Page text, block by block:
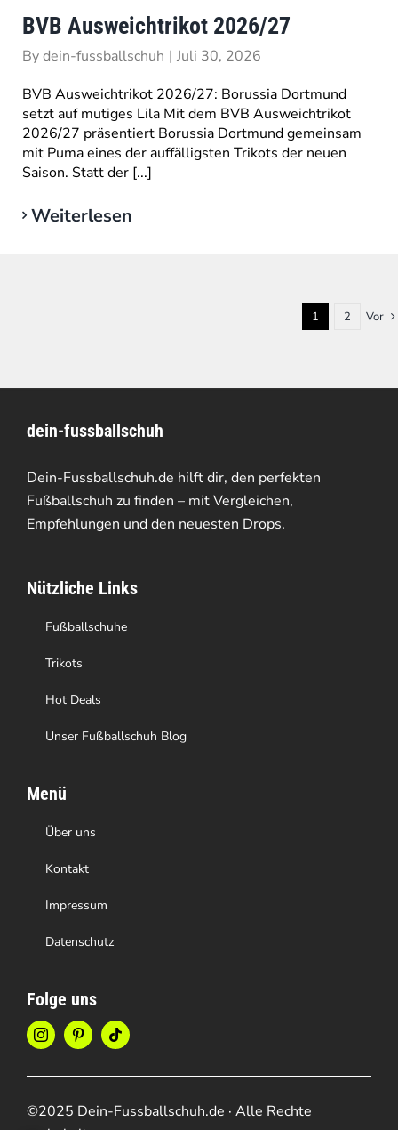
BVB Ausweichtrikot 2026/27
Bydein-fussballschuh | Juli 30, 2026
BVB Ausweichtrikot 2026/27: Borussia Dortmund
setzt auf mutiges Lila Mit dem BVB Ausweichtrikot
2026/27 präsentiert Borussia Dortmund gemeinsam
mit Puma eines der auffälligsten Trikots der neuen
Saison. Statt der [...]
Weiterlesen
1 2 Vor
dein-fussballschuh
Dein-Fussballschuh.de hilft dir, den perfekten
Fußballschuh zu finden – mit Vergleichen,
Empfehlungen und den neuesten Drops.
Nützliche Links
Fußballschuhe
Trikots
Hot Deals
Unser Fußballschuh Blog
Menü
Über uns
Kontakt
Impressum
Datenschutz
Folge uns
©2025 Dein-Fussballschuh.de · Alle Rechte